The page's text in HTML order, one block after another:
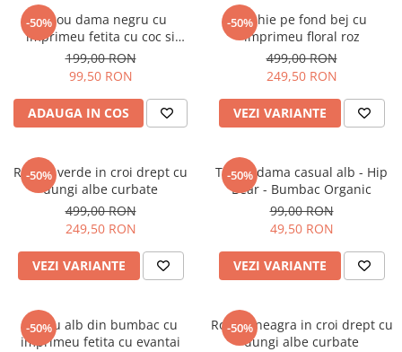
-50%
Tricou dama negru cu
imprimeu fetita cu coc si
ochelari albastrii
199,00 RON
99,50 RON
ADAUGA IN COS
-50%
Rochie pe fond bej cu
imprimeu floral roz
499,00 RON
249,50 RON
VEZI VARIANTE
-50%
Rochie verde in croi drept cu
dungi albe curbate
499,00 RON
249,50 RON
VEZI VARIANTE
-50%
Tricou dama casual alb - Hip
Bear - Bumbac Organic
99,00 RON
49,50 RON
VEZI VARIANTE
-50%
Tricou alb din bumbac cu
imprimeu fetita cu evantai
-50%
Rochie neagra in croi drept cu
dungi albe curbate